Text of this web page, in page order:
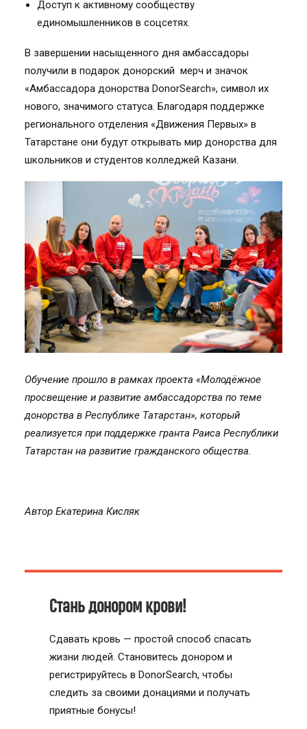
Доступ к активному сообществу
единомышленников в соцсетях.
В завершении насыщенного дня амбассадоры
получили в подарок донорский мерч и значок
«Амбассадора донорства DonorSearch», символ их
нового, значимого статуса. Благодаря поддержке
регионального отделения «Движения Первых» в
Татарстане они будут открывать мир донорства для
школьников и студентов колледжей Казани.
Обучение прошло в рамках проекта «Молодёжное
просвещение и развитие амбассадорства по теме
донорства в Республике Татарстан», который
реализуется при поддержке гранта Раиса Республики
Татарстан на развитие гражданского общества.
Автор Екатерина Кисляк
Стань донором крови!
Сдавать кровь — простой способ спасать
жизни людей. Становитесь донором и
регистрируйтесь в DonorSearch, чтобы
следить за своими донациями и получать
приятные бонусы!